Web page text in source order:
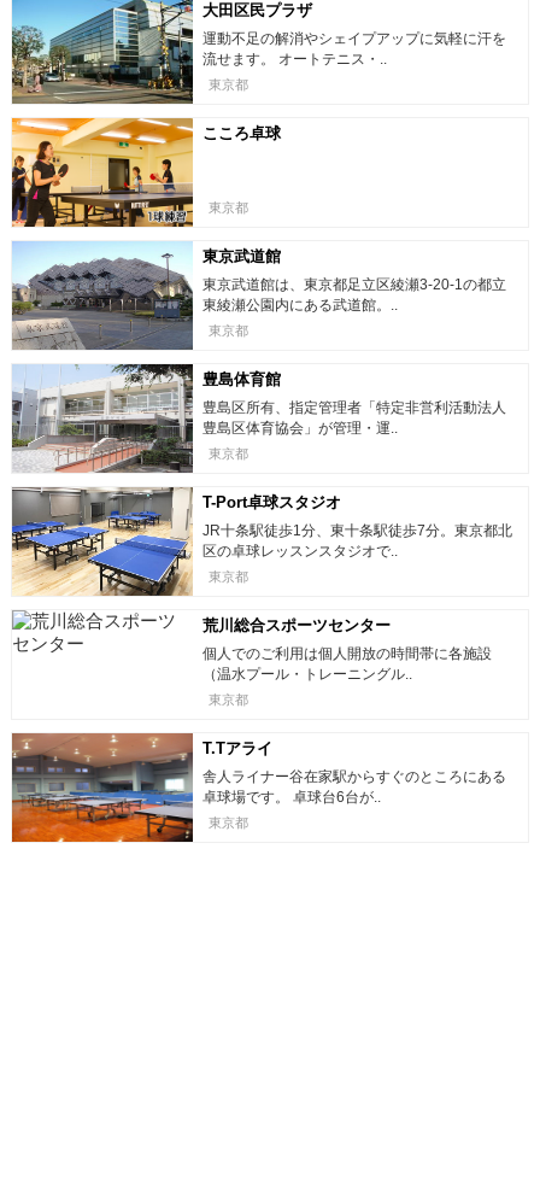
大田区民プラザ
運動不足の解消やシェイプアップに気軽に汗を
流せます。 オートテニス・..
東京都
こころ卓球
東京都
東京武道館
東京武道館は、東京都足立区綾瀬3-20-1の都立
東綾瀬公園内にある武道館。..
東京都
豊島体育館
豊島区所有、指定管理者「特定非営利活動法人
豊島区体育協会」が管理・運..
東京都
T-Port卓球スタジオ
JR十条駅徒歩1分、東十条駅徒歩7分。東京都北
区の卓球レッスンスタジオで..
東京都
荒川総合スポーツセンター
個人でのご利用は個人開放の時間帯に各施設
（温水プール・トレーニングル..
東京都
T.Tアライ
舎人ライナー谷在家駅からすぐのところにある
卓球場です。 卓球台6台が..
東京都